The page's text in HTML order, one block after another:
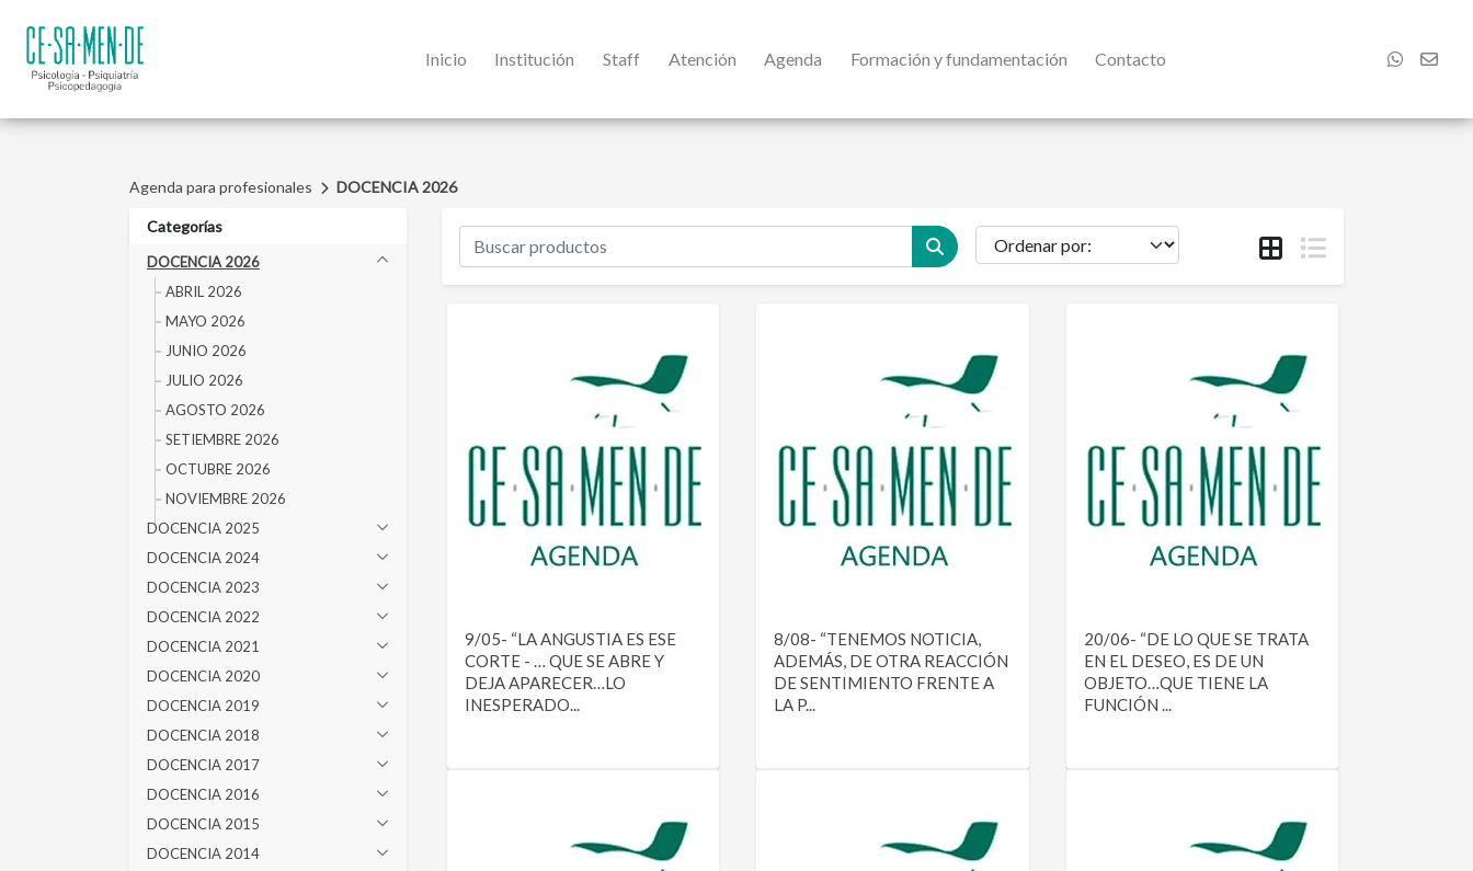
Inicio Institución Staff Atención Agenda Formación y fundamentación Contacto
Agenda para profesionales DOCENCIA 2026
Categorías
DOCENCIA 2026
ABRIL 2026
MAYO 2026
JUNIO 2026
JULIO 2026
AGOSTO 2026
SETIEMBRE 2026
OCTUBRE 2026
NOVIEMBRE 2026
DOCENCIA 2025
DOCENCIA 2024
DOCENCIA 2023
DOCENCIA 2022
DOCENCIA 2021
DOCENCIA 2020
DOCENCIA 2019
DOCENCIA 2018
DOCENCIA 2017
DOCENCIA 2016
DOCENCIA 2015
DOCENCIA 2014
9/05- “LA ANGUSTIA ES ESE
CORTE - … QUE SE ABRE Y
DEJA APARECER…LO
INESPERADO...
8/08- “TENEMOS NOTICIA,
ADEMÁS, DE OTRA REACCIÓN
DE SENTIMIENTO FRENTE A
LA P...
20/06- “DE LO QUE SE TRATA
EN EL DESEO, ES DE UN
OBJETO…QUE TIENE LA
FUNCIÓN ...